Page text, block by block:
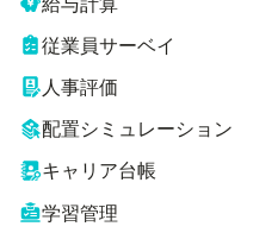
従業員サーベイ
人事評価
配置シミュレーション
キャリア台帳
学習管理